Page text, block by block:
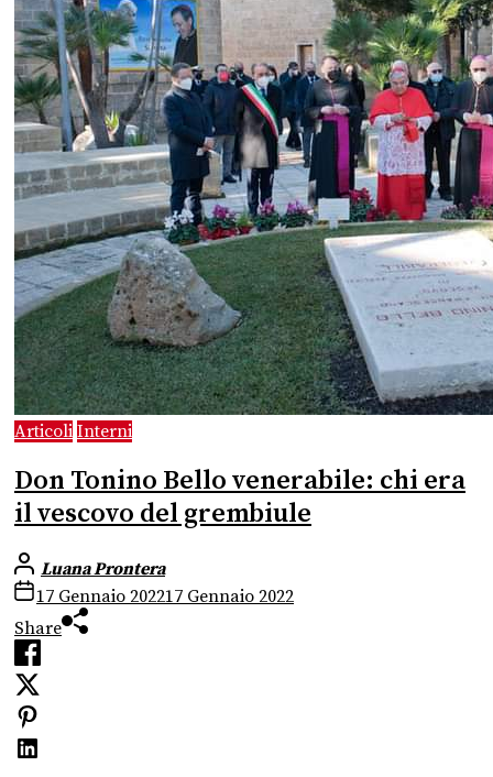
Articoli Interni
Don Tonino Bello venerabile: chi era
il vescovo del grembiule
Luana Prontera
17 Gennaio 202217 Gennaio 2022
Share